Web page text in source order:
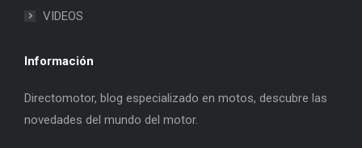
VIDEOS
Información
Directomotor, blog especializado en motos, descubre las
novedades del mundo del motor.